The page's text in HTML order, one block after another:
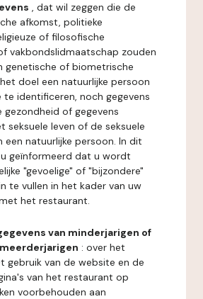
, dat wil zeggen die de
afkomst, politieke
of filosofische
vakbondslidmaatschap zouden
genetische of biometrische
doel een natuurlijke persoon
te identificeren, noch gegevens
of gegevens
seksuele leven of de seksuele
een natuurlijke persoon. In dit
geïnformeerd dat u wordt
"gevoelige" of "bijzondere"
te vullen in het kader van uw
het restaurant.
van minderjarigen of
: over het
gebruik van de website en de
van het restaurant op
voorbehouden aan